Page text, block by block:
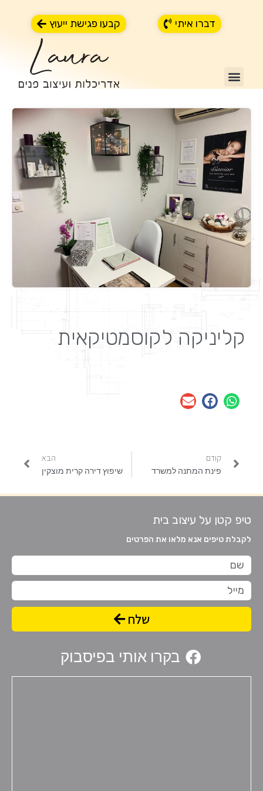
תפריט
דברו איתי קבעו פגישת ייעוץ
קליניקה לקוסמטיקאית
קודם
קודם
פינת המתנה למשרד
הבא
שיפוץ דירה קרית מוצקין
בקרו אותי בפיסבוק
טיפ קטן על עיצוב בית
לקבלת טיפים אנא מלאו את הפרטים
שם
מייל
שלח